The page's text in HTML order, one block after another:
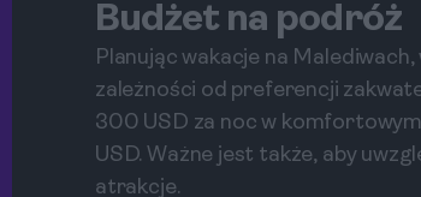
Budżet na podróż
Planując wakacje na
zależności od preferencji
300 USD za noc w
USD. Ważne jest także, aby
atrakcje.